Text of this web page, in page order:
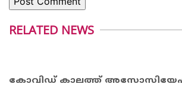
RELATED NEWS
കോവിഡ് കാലത്ത്